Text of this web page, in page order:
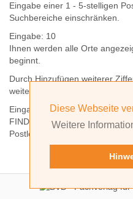
Diese Webseite
Weitere
Eingabe einer 1 - 5-stelligen
Suchbereiche einschränken.
Eingabe: 10
Ihnen werden alle Orte
beginnt.
Durch Hinzufügen weiterer
weiter einschränken.
Eingabe:
10585
FINDCITY präsentiert Ihnen
Postleitzahl gehörende